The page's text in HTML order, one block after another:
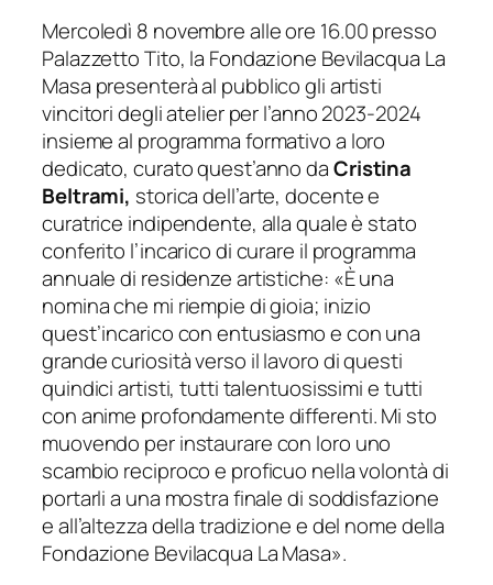
Mercoledì 8 novembre alle ore 16.00 presso
Palazzetto Tito, la Fondazione Bevilacqua La
Masa presenterà al pubblico gli artisti
vincitori degli atelier per l’anno 2023-2024
insieme al programma formativo a loro
dedicato, curato quest’anno daCristina
Beltrami, storica dell’arte, docente e
curatrice indipendente, alla quale è stato
conferito l’incarico di curare il programma
annuale di residenze artistiche: «È una
nomina che mi riempie di gioia; inizio
quest’incarico con entusiasmo e con una
grande curiosità verso il lavoro di questi
quindici artisti, tutti talentuosissimi e tutti
con anime profondamente differenti. Mi sto
muovendo per instaurare con loro uno
scambio reciproco e proficuo nella volontà di
portarli a una mostra finale di soddisfazione
e all’altezza della tradizione e del nome della
Fondazione Bevilacqua La Masa».